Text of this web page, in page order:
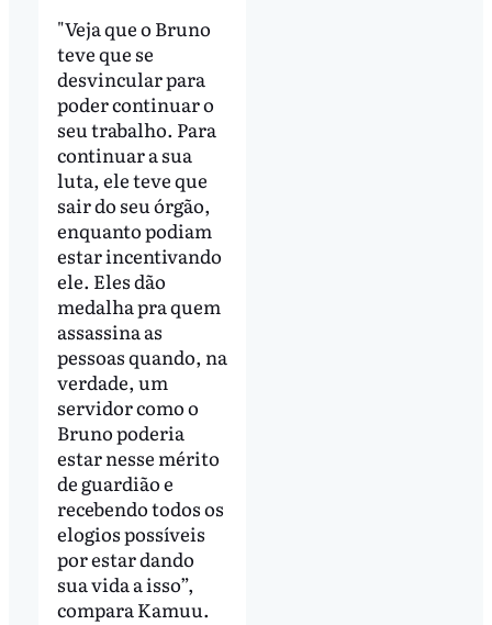
"Veja que o Bruno
teve que se
desvincular para
poder continuar o
seu trabalho. Para
continuar a sua
luta, ele teve que
sair do seu órgão,
enquanto podiam
estar incentivando
ele. Eles dão
medalha pra quem
assassina as
pessoas quando, na
verdade, um
servidor como o
Bruno poderia
estar nesse mérito
de guardião e
recebendo todos os
elogios possíveis
por estar dando
sua vida a isso”,
compara Kamuu.